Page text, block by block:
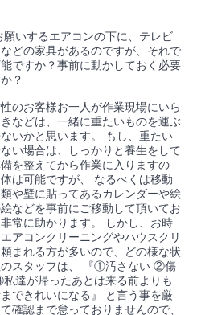
願いするエアコンの下に、テレビ
どの家具があるのですが、それで
ですか？事前に動かしておく必要
？
のお客様お一人が作業現場にいら
などは、一緒に重たいものを運ぶ
いかと思います。 もし、重たい
い場合は、しっかりと養生をして
を整えてから作業に入りますの
は可能ですが、 なるべくは移動
や壁に貼ってあるカレンダーや絵
などを事前にご移動して頂いてお
常に助かります。 しかし、お時
アコンクリーニングやハウスクリ
まれる方が多いので、どの様な状
のスタッフは、 『①汚さない ②傷
達が帰ったあとは来る前よりも
できれいになる』 と言う事を厳
確認まで怠っておりませんので、